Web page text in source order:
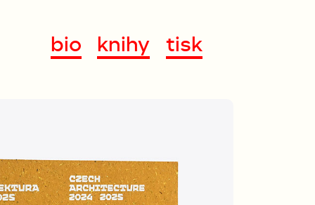
bio knihy tisk